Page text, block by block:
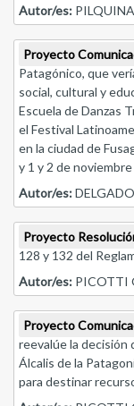
Autor/es:
Proyecto
Patagónico, que
social, cultural y
Escuela de Danzas
el Festival
en la ciudad de
y 1 y 2 de
Autor/es:
Proyecto
128 y 132 del
Autor/es: PICOTTI
Proyecto
reevalúe la decisión
Álcalis de la
para destinar